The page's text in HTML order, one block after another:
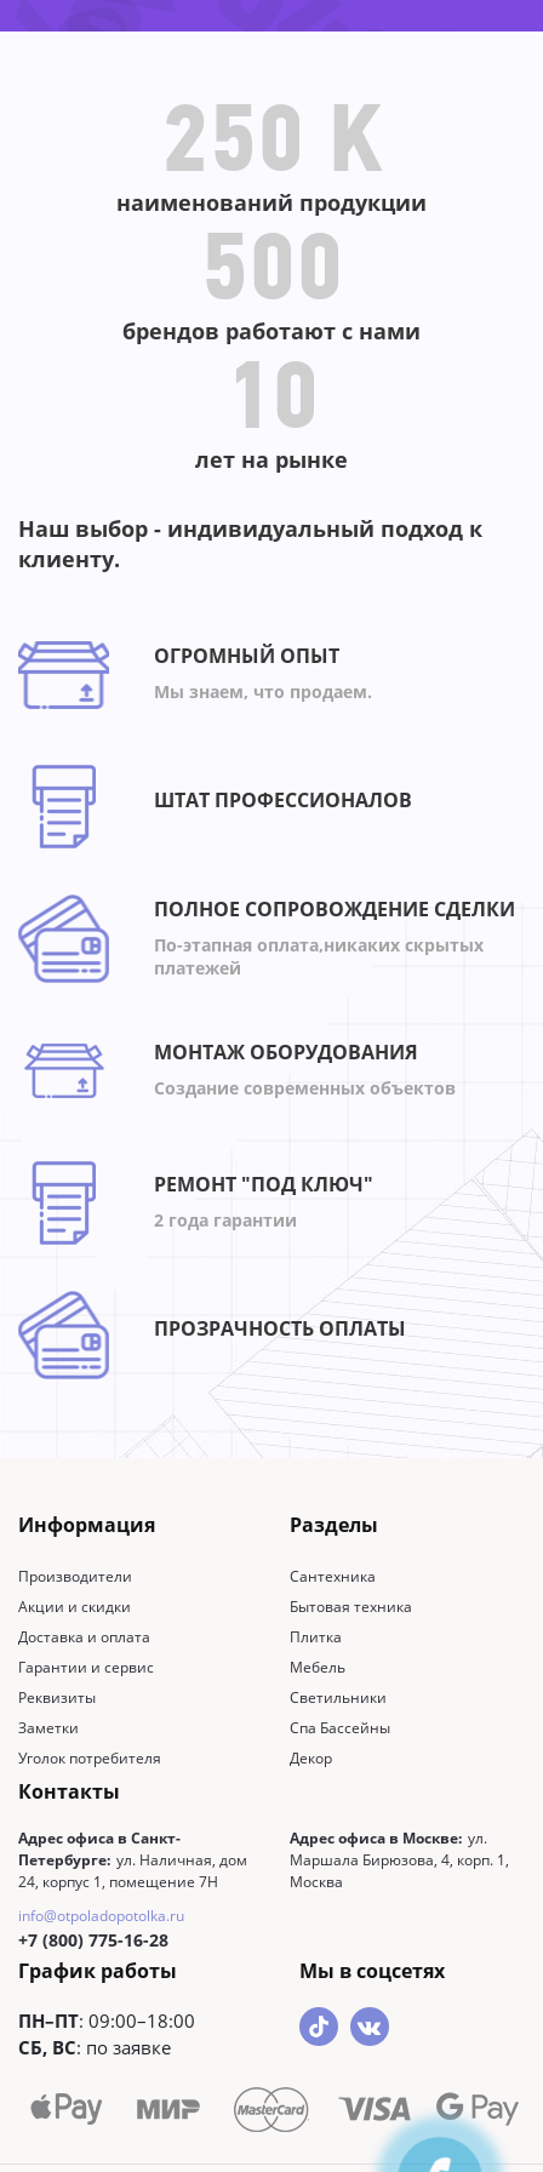
-
-72%
--
-69%
250 K
наименований продукции
500
брендов работают с нами
10
лет на рынке
Наш выбор - индивидуальный подход к
клиенту.
ОГРОМНЫЙ ОПЫТ
Мы знаем, что продаем.
ШТАТ ПРОФЕССИОНАЛОВ
ПОЛНОЕ СОПРОВОЖДЕНИЕ СДЕЛКИ
По-этапная оплата,никаких скрытых
платежей
МОНТАЖ ОБОРУДОВАНИЯ
Создание современных объектов
РЕМОНТ "ПОД КЛЮЧ"
2 года гарантии
ПРОЗРАЧНОСТЬ ОПЛАТЫ
Информация
Производители
Акции и скидки
Доставка и оплата
Гарантии и сервис
Реквизиты
Заметки
Уголок потребителя
Разделы
Сантехника
Бытовая техника
Плитка
Мебель
Светильники
Спа Бассейны
Декор
Контакты
Адрес офиса в Санкт-
Петербурге: ул. Наличная, дом
24, корпус 1, помещение 7Н
Адрес офиса в Москве: ул.
Маршала Бирюзова, 4, корп. 1,
Москва
info@otpoladopotolka.ru
+7 (800) 775-16-28
График работы
ПН–ПТ: 09:00–18:00
СБ, ВС: по заявке
Мы в соцсетях